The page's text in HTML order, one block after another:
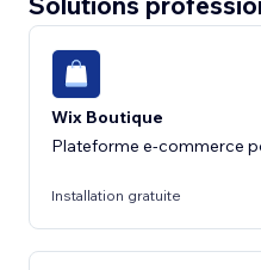
Wix Boutique
Plateforme e-commerce
Installation gratuite